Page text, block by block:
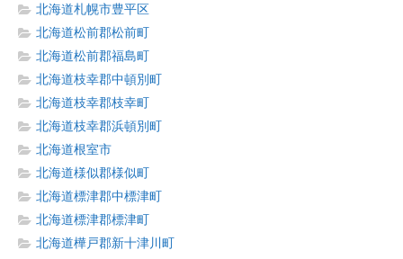
北海道札幌市豊平区
北海道松前郡松前町
北海道松前郡福島町
北海道枝幸郡中頓別町
北海道枝幸郡枝幸町
北海道枝幸郡浜頓別町
北海道根室市
北海道様似郡様似町
北海道標津郡中標津町
北海道標津郡標津町
北海道樺戸郡新十津川町